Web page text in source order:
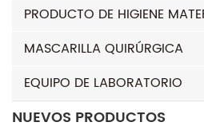
PRODUCTO DE HIGIENE
MASCARILLA QUIRÚRGICA
EQUIPO DE LABORATORIO
NUEVOS PRODUCTOS